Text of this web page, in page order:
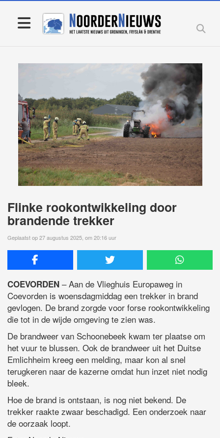
Flinke rookontwikkeling door
brandende trekker
Geplaatst op 27 augustus 2025, om 20:16 uur
COEVORDEN – Aan de Vlieghuis Europaweg in
Coevorden is woensdagmiddag een trekker in brand
gevlogen. De brand zorgde voor forse rookontwikkeling
die tot in de wijde omgeving te zien was.
De brandweer van Schoonebeek kwam ter plaatse om
het vuur te blussen. Ook de brandweer uit het Duitse
Emlichheim kreeg een melding, maar kon al snel
terugkeren naar de kazerne omdat hun inzet niet nodig
bleek.
Hoe de brand is ontstaan, is nog niet bekend. De
trekker raakte zwaar beschadigd. Een onderzoek naar
de oorzaak loopt.